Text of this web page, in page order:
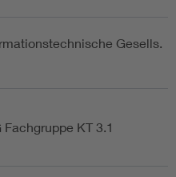
Gesells.
Fachgruppe KT 3.1